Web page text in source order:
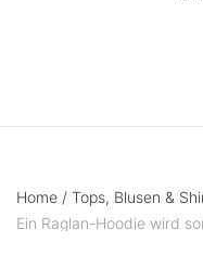
Home / Tops, Blusen &
Ein Raglan-Hoodie wird